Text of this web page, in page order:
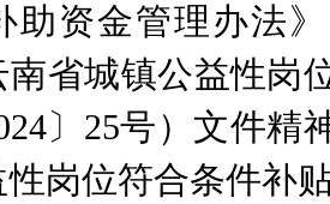
助资金管理办法
南省城镇公益性岗
〕 25号）文件精
性岗位符合条件补